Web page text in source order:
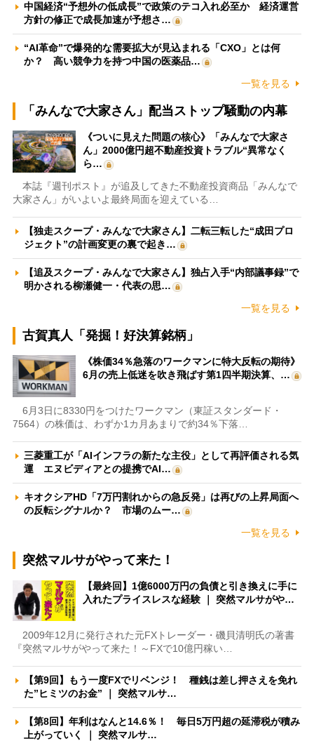
中国経済“予想外の低成長”で政策のテコ入れ必至か 経済運営
方針の修正で成長加速が予想さ…
“AI革命”で爆発的な需要拡大が見込まれる「CXO」とは何
か？ 高い競争力を持つ中国の医薬品…
一覧を見る
「みんなで大家さん」配当ストップ騒動の内幕
《ついに見えた問題の核心》「みんなで大家さ
ん」2000億円超不動産投資トラブル“異常なく
ら…
本誌『週刊ポスト』が追及してきた不動産投資商品「みんなで
大家さん」がいよいよ最終局面を迎えている…
【独走スクープ・みんなで大家さん】二転三転した“成田プロ
ジェクト”の計画変更の裏で起き…
【追及スクープ・みんなで大家さん】独占入手“内部議事録”で
明かされる柳瀬健一・代表の思…
一覧を見る
古賀真人「発掘！好決算銘柄」
《株価34％急落のワークマンに特大反転の期待》
6月の売上低迷を吹き飛ばす第1四半期決算、…
6月3日に8330円をつけたワークマン（東証スタンダード・
7564）の株価は、わずか1カ月あまりで約34％下落…
三菱重工が「AIインフラの新たな主役」として再評価される気
運 エヌビディアとの提携でAI…
キオクシアHD「7万円割れからの急反発」は再びの上昇局面へ
の反転シグナルか？ 市場のムー…
一覧を見る
突然マルサがやって来た！
【最終回】1億6000万円の負債と引き換えに手に
入れたプライスレスな経験 ｜ 突然マルサがや…
2009年12月に発行された元FXトレーダー・磯貝清明氏の著書
『突然マルサがやって来た！～FXで10億円稼い…
【第9回】もう一度FXでリベンジ！ 種銭は差し押さえを免れ
た”ヒミツのお金” ｜ 突然マルサ…
【第8回】年利はなんと14.6％！ 毎日5万円超の延滞税が積み
上がっていく ｜ 突然マルサ…